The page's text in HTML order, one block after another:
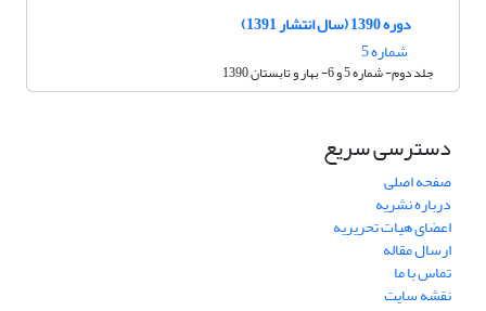
دوره 1390 (سال انتشار 1391)
شماره 5
جلد دوم- شماره 5 و 6- بهار و تابستان 1390
دسترسی سریع
صفحه اصلی
درباره نشریه
اعضای هیات تحریریه
ارسال مقاله
تماس با ما
نقشه سایت